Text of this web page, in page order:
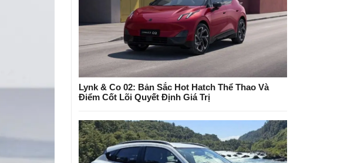
Lynk & Co 02: Bản Sắc Hot Hatch Thể Thao Và
Điểm Cốt Lõi Quyết Định Giá Trị